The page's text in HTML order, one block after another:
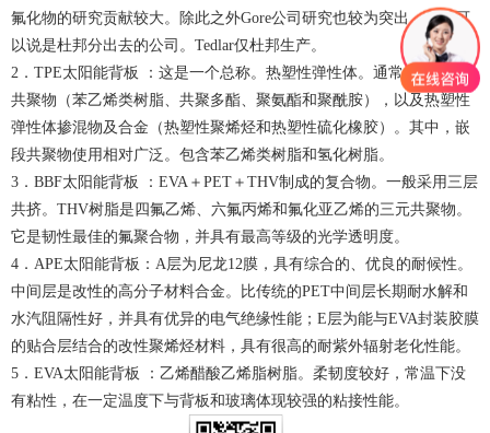
氟化物的研究贡献较大。除此之外Gore公司研究也较为突出，Gore可
以说是杜邦分出去的公司。Tedlar仅杜邦生产。
2．TPE太阳能背板 ：这是一个总称。热塑性弹性体。通常包括嵌段
共聚物（苯乙烯类树脂、共聚多酯、聚氨酯和聚酰胺），以及热塑性
弹性体掺混物及合金（热塑性聚烯烃和热塑性硫化橡胶）。其中，嵌
段共聚物使用相对广泛。包含苯乙烯类树脂和氢化树脂。
3．BBF太阳能背板 ：EVA＋PET＋THV制成的复合物。一般采用三层
共挤。THV树脂是四氟乙烯、六氟丙烯和氟化亚乙烯的三元共聚物。
它是韧性最佳的氟聚合物，并具有最高等级的光学透明度。
4．APE太阳能背板：A层为尼龙12膜，具有综合的、优良的耐候性。
中间层是改性的高分子材料合金。比传统的PET中间层长期耐水解和
水汽阻隔性好，并具有优异的电气绝缘性能；E层为能与EVA封装胶膜
的贴合层结合的改性聚烯烃材料，具有很高的耐紫外辐射老化性能。
5．EVA太阳能背板 ：乙烯醋酸乙烯脂树脂。柔韧度较好，常温下没
有粘性，在一定温度下与背板和玻璃体现较强的粘接性能。